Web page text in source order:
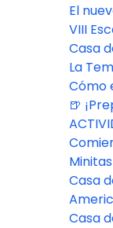
El
de la
VIII
para
Resort
Casa
Week
La
Casa
Cómo
para
Resort
🍺
DE
Casa
Libres
Casa
destacado
Casa